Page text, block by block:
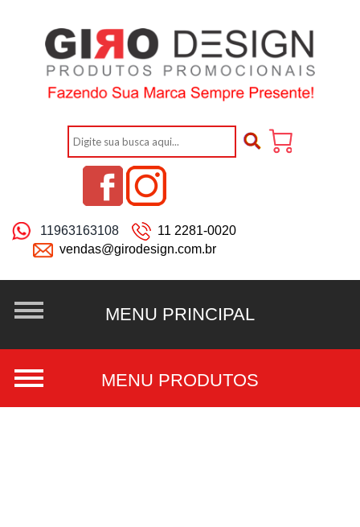
11963163108
11 2281-0020
vendas@girodesign.com.br